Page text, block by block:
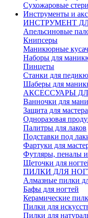
Сухожаровые
Инструменты и
ИНСТРУМЕНТ
Апельсиновые
Книпсеры
Маникюрные
Наборы для
Пинцеты
Станки для
Шаберы для
АКСЕССУАРЫ
Ванночки для
Защита для мастера
Одноразовая
Палитры для лаков
Подставки под
Фартуки для
Футляры, пеналы и
Щеточки для
ПИЛКИ ДЛЯ
Алмазные пилки
Бафы для ногтей
Керамические
Пилки для
Пилки для